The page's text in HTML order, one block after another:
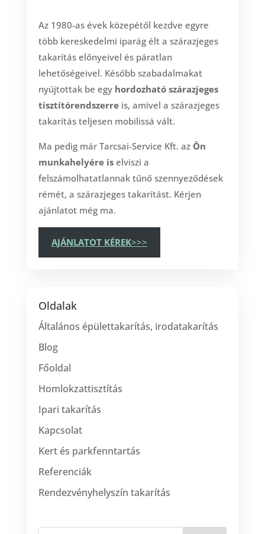
Az 1980-as évek közepétől kezdve egyre
több kereskedelmi iparág élt a szárazjeges
takarítás előnyeivel és páratlan
lehetőségeivel. Később szabadalmakat
nyújtottak be egy hordozható szárazjeges
tisztítórendszerreis, amivel a szárazjeges
takarítás teljesen mobilissá vált.
Ma pedig már Tarcsai-Service Kft. az Ön
munkahelyére iselviszi a
felszámolhatatlannak tűnő szennyeződések
rémét, a szárazjeges takarítást. Kérjen
ajánlatot még ma.
AJÁNLATOT KÉREK>>>
Oldalak
Általános épülettakarítás, irodatakarítás
Blog
Főoldal
Homlokzattisztítás
Ipari takarítás
Kapcsolat
Kert és parkfenntartás
Referenciák
Rendezvényhelyszín takarítás